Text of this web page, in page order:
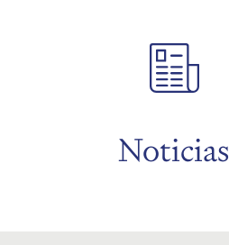
Noticias